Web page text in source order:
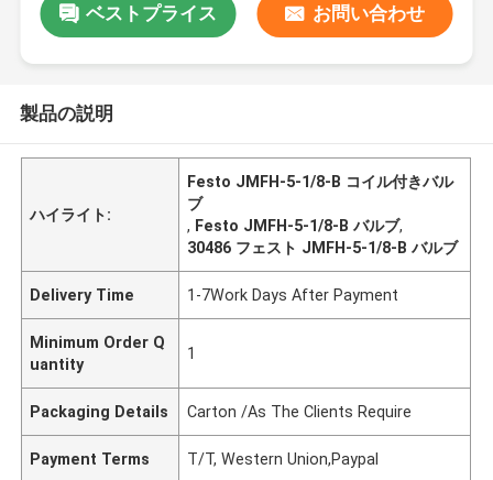
ベストプライス お問い合わせ
製品の説明
ハイライト:
Festo JMFH-5-1/8-B コイル付きバル
ブ
, Festo JMFH-5-1/8-B バルブ,
30486 フェスト JMFH-5-1/8-B バルブ
Delivery Time 1-7Work Days After Payment
Minimum Order Q
uantity
1
Packaging Details Carton /As The Clients Require
Payment Terms T/T, Western Union,Paypal